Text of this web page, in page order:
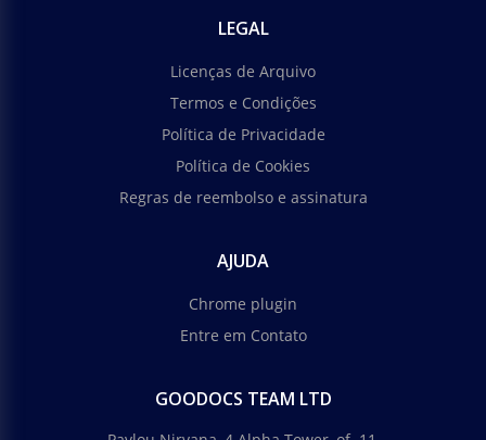
LEGAL
Licenças de Arquivo
Termos e Condições
Política de Privacidade
Política de Cookies
Regras de reembolso e assinatura
AJUDA
Chrome plugin
Entre em Contato
GOODOCS TEAM LTD